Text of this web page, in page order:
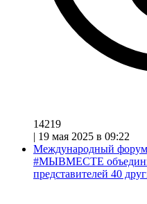
14219
| 19 мая 2025 в 09:22
Международный форум
#МЫВМЕСТЕ
представителей 40